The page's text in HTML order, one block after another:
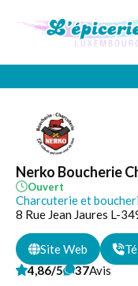
Nerko Boucherie
Ouvert
Charcuterie et
8 Rue Jean Jaures L-
Site Web
4,86/5
37Avis